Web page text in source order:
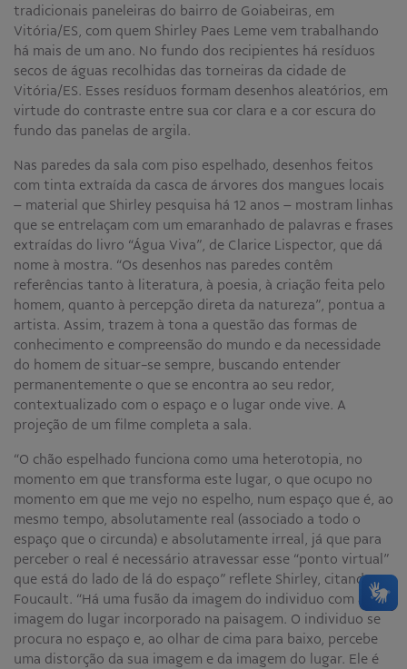
tradicionais paneleiras do bairro de Goiabeiras, em
Vitória/ES, com quem Shirley Paes Leme vem trabalhando
há mais de um ano. No fundo dos recipientes há resíduos
secos de águas recolhidas das torneiras da cidade de
Vitória/ES. Esses resíduos formam desenhos aleatórios, em
virtude do contraste entre sua cor clara e a cor escura do
fundo das panelas de argila.
Nas paredes da sala com piso espelhado, desenhos feitos
com tinta extraída da casca de árvores dos mangues locais
– material que Shirley pesquisa há 12 anos – mostram linhas
que se entrelaçam com um emaranhado de palavras e frases
extraídas do livro “Água Viva”, de Clarice Lispector, que dá
nome à mostra. “Os desenhos nas paredes contêm
referências tanto à literatura, à poesia, à criação feita pelo
homem, quanto à percepção direta da natureza”, pontua a
artista. Assim, trazem à tona a questão das formas de
conhecimento e compreensão do mundo e da necessidade
do homem de situar-se sempre, buscando entender
permanentemente o que se encontra ao seu redor,
contextualizado com o espaço e o lugar onde vive. A
projeção de um filme completa a sala.
“O chão espelhado funciona como uma heterotopia, no
momento em que transforma este lugar, o que ocupo no
momento em que me vejo no espelho, num espaço que é, ao
mesmo tempo, absolutamente real (associado a todo o
espaço que o circunda) e absolutamente irreal, já que para
perceber o real é necessário atravessar esse “ponto virtual”
que está do lado de lá do espaço” reflete Shirley, citando
Foucault. “Há uma fusão da imagem do individuo com a
imagem do lugar incorporado na paisagem. O individuo se
procura no espaço e, ao olhar de cima para baixo, percebe
uma distorção da sua imagem e da imagem do lugar. Ele é